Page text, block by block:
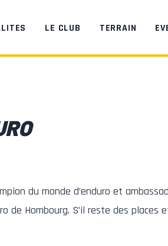
LE CLUB TERRAIN
du monde d’enduro et
de Hombourg. S’il reste des places